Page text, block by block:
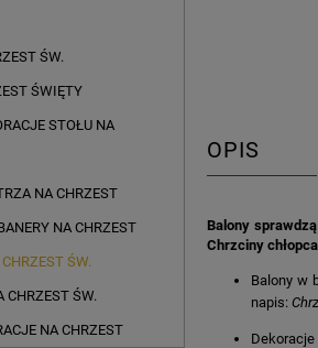
ŚW.
ŚWIĘTY
STOŁU NA
NA CHRZEST
NA CHRZEST
ŚW.
CHRZEST ŚW.
NA CHRZEST
OPIS
Balony
Chrzciny
Balony w
napis: